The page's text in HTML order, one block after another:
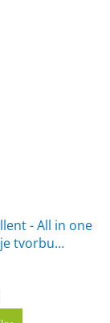
- All in one
tvorbu